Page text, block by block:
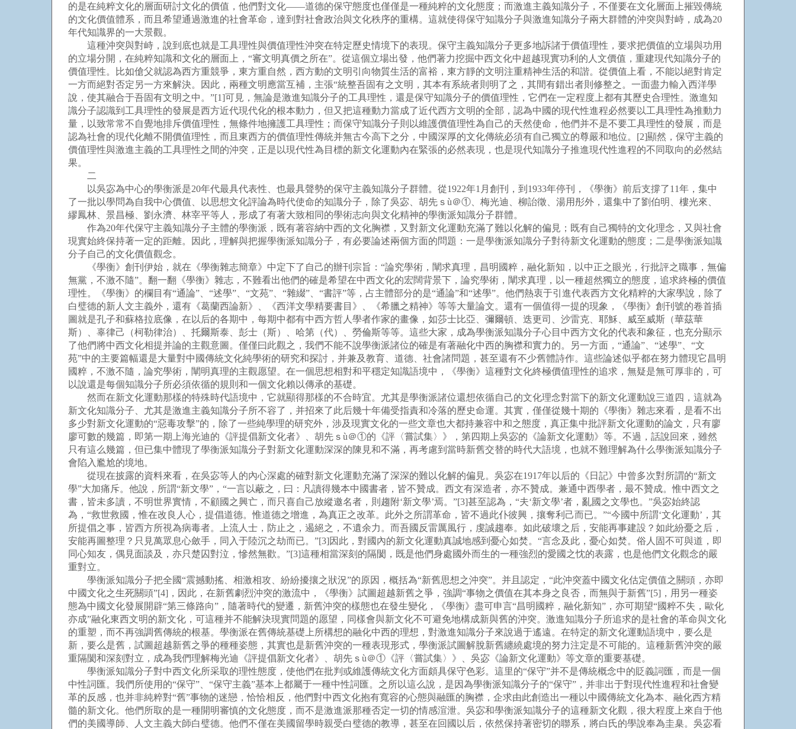
的是在純粹文化的層面研討文化的價值，他們對文化——道德的保守態度也僅僅是一種純粹的文化態度；而激進主義知識分子，不僅要在文化層面上摧毀傳統
的文化價值體系，而且希望通過激進的社會革命，達到對社會政治與文化秩序的重構。這就使得保守知識分子與激進知識分子兩大群體的沖突與對峙，成為20
年代知識界的一大景觀。
這種沖突與對峙，說到底也就是工具理性與價值理性沖突在特定歷史情境下的表現。保守主義知識分子更多地訴諸于價值理性，要求把價值的立場與功用
的立場分開，在純粹知識和文化的層面上，“審文明真價之所在”。從這個立場出發，他們著力挖掘中西文化中超越現實功利的人文價值，重建現代知識分子的
價值理性。比如傖父就認為西方重競爭，東方重自然，西方動的文明引向物質生活的富裕，東方靜的文明注重精神生活的和諧。從價值上看，不能以絕對肯定
一方而絕對否定另一方來解決。因此，兩種文明應當互補，主張“統整吾固有之文明，其本有系統者則明了之，其間有錯出者則修整之。一面盡力輸入西洋學
說，使其融合于吾固有文明之中。”[1]可見，無論是激進知識分子的工具理性，還是保守知識分子的價值理性，它們在一定程度上都有其歷史合理性。激進知
識分子認識到工具理性的發展是西方近代現代化的根本動力，但又把這種動力當成了近代西方文明的全部，認為中國的現代性進程必然要以工具理性為推動力
量，以致常常不自覺地排斥價值理性，無條件地擁護工具理性；而保守知識分子則以維護價值理性為自己的天然使命，他們并不是不要工具理性的發展，而是
認為社會的現代化離不開價值理性，而且東西方的價值理性傳統并無古今高下之分，中國深厚的文化傳統必須有自己獨立的尊嚴和地位。[2]顯然，保守主義的
價值理性與激進主義的工具理性之間的沖突，正是以現代性為目標的新文化運動內在緊張的必然表現，也是現代知識分子推進現代性進程的不同取向的必然結
果。
二
以吳宓為中心的學衡派是20年代最具代表性、也最具聲勢的保守主義知識分子群體。從1922年1月創刊，到1933年停刊，《學衡》前后支撐了11年，集中
了一批以學問為自我中心價值、以思想文化評論為時代使命的知識分子，除了吳宓、胡先ｓù＠①、梅光迪、柳詒徵、湯用彤外，還集中了劉伯明、樓光來、
繆鳳林、景昌極、劉永濟、林宰平等人，形成了有著大致相同的學術志向與文化精神的學衡派知識分子群體。
作為20年代保守主義知識分子主體的學衡派，既有著容納中西的文化胸襟，又對新文化運動充滿了難以化解的偏見；既有自己獨特的文化理念，又與社會
現實始終保持著一定的距離。因此，理解與把握學衡派知識分子，有必要論述兩個方面的問題：一是學衡派知識分子對待新文化運動的態度；二是學衡派知識
分子自己的文化價值觀念。
《學衡》創刊伊始，就在《學衡雜志簡章》中定下了自己的辦刊宗旨：“論究學術，闡求真理，昌明國粹，融化新知，以中正之眼光，行批評之職事，無偏
無黨，不激不隨”。翻一翻《學衡》雜志，不難看出他們的確是希望在中西文化的宏闊背景下，論究學術，闡求真理，以一種超然獨立的態度，追求終極的價值
理性。《學衡》的欄目有“通論”、“述學”、“文苑”、“雜綴”、“書評”等，占主體部分的是“通論”和“述學”。他們熱衷于引進代表西方文化精粹的大家學說，除了
白璧德的新人文主義外，還有《葛蘭西論新》、《西洋文學精要書目》、《希臘之精神》等等大量論文。還有一個值得一提的現象，《學衡》創刊號的卷首插
圖就是孔子和蘇格拉底像，在以后的各期中，每期中都有中西方哲人學者作家的畫像，如莎士比亞、彌爾頓、迭更司、沙雷克、耶穌、威至威斯（華茲華
斯）、辜律己（柯勒律治）、托爾斯泰、彭士（斯）、哈第（代）、勞倫斯等等。這些大家，成為學衡派知識分子心目中西方文化的代表和象征，也充分顯示
了他們將中西文化相提并論的主觀意圖。僅僅曰此觀之，我們不能不說學衡派諸位的確是有著融化中西的胸襟和實力的。另一方面，“通論”、“述學”、“文
苑”中的主要篇幅還是大量對中國傳統文化純學術的研究和探討，并兼及教育、道德、社會諸問題，甚至還有不少舊體詩作。這些論述似乎都在努力體現它昌明
國粹，不激不隨，論究學術，闡明真理的主觀愿望。在一個思想相對和平穩定知識語境中，《學衡》這種對文化終極價值理性的追求，無疑是無可厚非的，可
以說還是每個知識分子所必須依循的規則和一個文化賴以傳承的基礎。
然而在新文化運動那樣的特殊時代語境中，它就顯得那樣的不合時宜。尤其是學衡派諸位還想依循自己的文化理念對當下的新文化運動說三道四，這就為
新文化知識分子、尤其是激進主義知識分子所不容了，并招來了此后幾十年備受指責和冷落的歷史命運。其實，僅僅從幾十期的《學衡》雜志來看，是看不出
多少對新文化運動的“惡毒攻擊”的，除了一些純學理的研究外，涉及現實文化的一些文章也大都持兼容中和之態度，真正集中批評新文化運動的論文，只有廖
廖可數的幾篇，即第一期上海光迪的《評提倡新文化者》、胡先ｓù＠①的《評〈嘗試集〉》，第四期上吳宓的《論新文化運動》等。不過，話說回來，雖然
只有這么幾篇，但已集中體現了學衡派知識分子對新文化運動深深的陳見和不滿，再考慮到當時新舊交替的時代大語境，也就不難理解為什么學衡派知識分子
會陷入尷尬的境地。
從現在披露的資料來看，在吳宓等人的內心深處的確對新文化運動充滿了深深的難以化解的偏見。吳宓在1917年以后的《日記》中曾多次對所謂的“新文
學”大加痛斥。他說，所謂“新文學”，“一言以蔽之，曰：凡讀得幾本中國書者，皆不贊成。西文有深造者，亦不贊成。兼通中西學者，最不贊成。惟中西文之
書，皆未多讀，不明世界實情，不顧國之興亡，而只喜自己放縱邀名者，則趨附‘新文學’焉。”[3]甚至認為，“夫‘新文學’者，亂國之文學也。”吳宓始終認
為，“救世救國，惟在改良人心，提倡道德。惟道德之增進，為真正之改革。此外之所謂革命，皆不過此仆彼興，攘奪利己而已。”“今國中所謂‘文化運動’，其
所提倡之事，皆西方所視為病毒者。上流人士，防止之，遏絕之，不遺余力。而吾國反雷厲風行，虔誠趨奉。如此破壞之后，安能再事建設？如此紛憂之后，
安能再圖整理？只見萬眾息心斂手，同入于陸沉之劫而已。”[3]因此，對國內的新文化運動真誠地感到憂心如焚。“言念及此，憂心如焚。俗人固不可與道，即
同心知友，偶見面談及，亦只楚囚對泣，慘然無歡。”[3]這種相當深刻的隔閡，既是他們身處國外而生的一種強烈的愛國之忱的表露，也是他們文化觀念的嚴
重對立。
學衡派知識分子把全國“震撼動搖、相激相攻、紛紛擾攘之狀況”的原因，概括為“新舊思想之沖突”。并且認定，“此沖突蓋中國文化估定價值之關頭，亦即
中國文化之生死關頭”[4]，因此，在新舊劇烈沖突的激流中，《學衡》試圖超越新舊之爭，強調“事物之價值在其本身之良否，而無與于新舊”[5]，用另一種姿
態為中國文化發展開辟“第三條路向”，隨著時代的變遷，新舊沖突的樣態也在發生變化，《學衡》盡可申言“昌明國粹，融化新知”，亦可期望“國粹不失，歐化
亦成”融化東西文明的新文化，可這種并不能解決現實問題的愿望，同樣會與新文化不可避免地構成新與舊的沖突。激進知識分子所追求的是社會的革命與文化
的重塑，而不再強調舊傳統的根基。學衡派在舊傳統基礎上所構想的融化中西的理想，對激進知識分子來說過于遙遠。在特定的新文化運動語境中，要么是
新，要么是舊，試圖超越新舊之爭的種種姿態，其實也是新舊沖突的一種表現形式，學衡派試圖解脫新舊纏繞處境的努力注定是不可能的。這種新舊沖突的嚴
重隔閡和深刻對立，成為我們理解梅光迪《評提倡新文化者》、胡先ｓù＠①《評〈嘗試集〉》、吳宓《論新文化運動》等文章的重要基礎。
學衡派知識分子對中西文化所采取的理性態度，使他們在批判或維護傳統文化方面頗具保守色彩。這里的“保守”并不是傳統概念中的貶義詞匯，而是一個
中性詞匯。我們所使用的“保守”、“保守主義”基本上都屬于一種中性詞匯。之所以這么說，是因為學衡派知識分子的“保守”，并非出于對現代性進程和社會變
革的反感，也并非純粹對“舊”事物的迷戀，恰恰相反，他們對中西文化抱有寬容的心態與融匯的胸襟，企求由此創造出一種以中國傳統文化為本、融化西方精
髓的新文化。他們所取的是一種開明審慎的文化態度，而不是激進派那種否定一切的情感渲泄。吳宓和學衡派知識分子的這種新文化觀，很大程度上來自于他
們的美國導師、人文主義大師白璧德。他們不僅在美國留學時親受白璧德的教導，甚至在回國以后，依然保持著密切的聯系，將白氏的學說奉為圭臬。吳宓看